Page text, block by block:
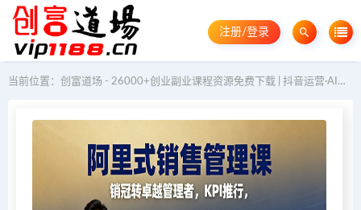
注册/登录
当前位置： 创富道场 - 26000+创业副业课程资源免费下载 | 抖音运营·AI教程·GEO优化